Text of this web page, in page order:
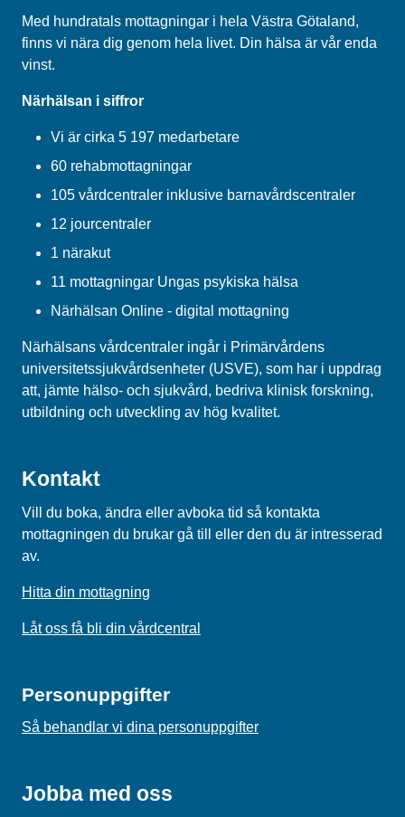
Med hundratals mottagningar i hela Västra Götaland,
finns vi nära dig genom hela livet. Din hälsa är vår enda
vinst.
Närhälsan i siffror
Vi är cirka 5 197 medarbetare
60 rehabmottagningar
105 vårdcentraler inklusive barnavårdscentraler
12 jourcentraler
1 närakut
11 mottagningar Ungas psykiska hälsa
Närhälsan Online - digital mottagning
Närhälsans vårdcentraler ingår i Primärvårdens
universitetssjukvårdsenheter (USVE), som har i uppdrag
att, jämte hälso- och sjukvård, bedriva klinisk forskning,
utbildning och utveckling av hög kvalitet.
Kontakt
Vill du boka, ändra eller avboka tid så kontakta
mottagningen du brukar gå till eller den du är intresserad
av.
Hitta din mottagning
Låt oss få bli din vårdcentral
Personuppgifter
Så behandlar vi dina personuppgifter
Jobba med oss